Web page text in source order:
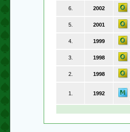
6. 2002
5. 2001
4. 1999
3. 1998
2. 1998
1. 1992